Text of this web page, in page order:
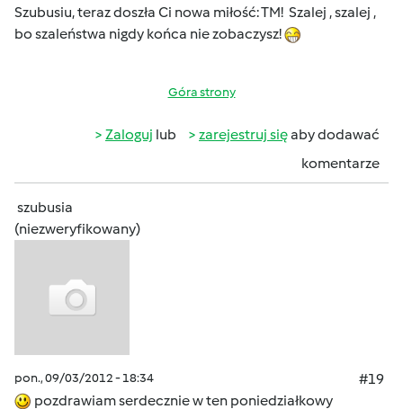
Szubusiu, teraz doszła Ci nowa miłość: TM! Szalej , szalej ,
bo szaleństwa nigdy końca nie zobaczysz!
Góra strony
Zaloguj lub zarejestruj sięaby dodawać
komentarze
szubusia
(niezweryfikowany)
pon., 09/03/2012 - 18:34
#19
pozdrawiam serdecznie w ten poniedziałkowy